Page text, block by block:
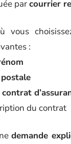
parcourrier
vous
:
du contrat
demande